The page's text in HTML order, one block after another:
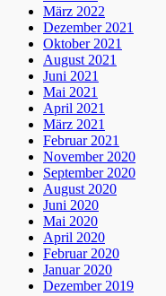
März 2022
Dezember 2021
Oktober 2021
August 2021
Juni 2021
Mai 2021
April 2021
März 2021
Februar 2021
November 2020
September 2020
August 2020
Juni 2020
Mai 2020
April 2020
Februar 2020
Januar 2020
Dezember 2019